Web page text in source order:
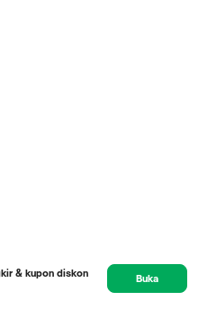
& kupon diskon
Buka